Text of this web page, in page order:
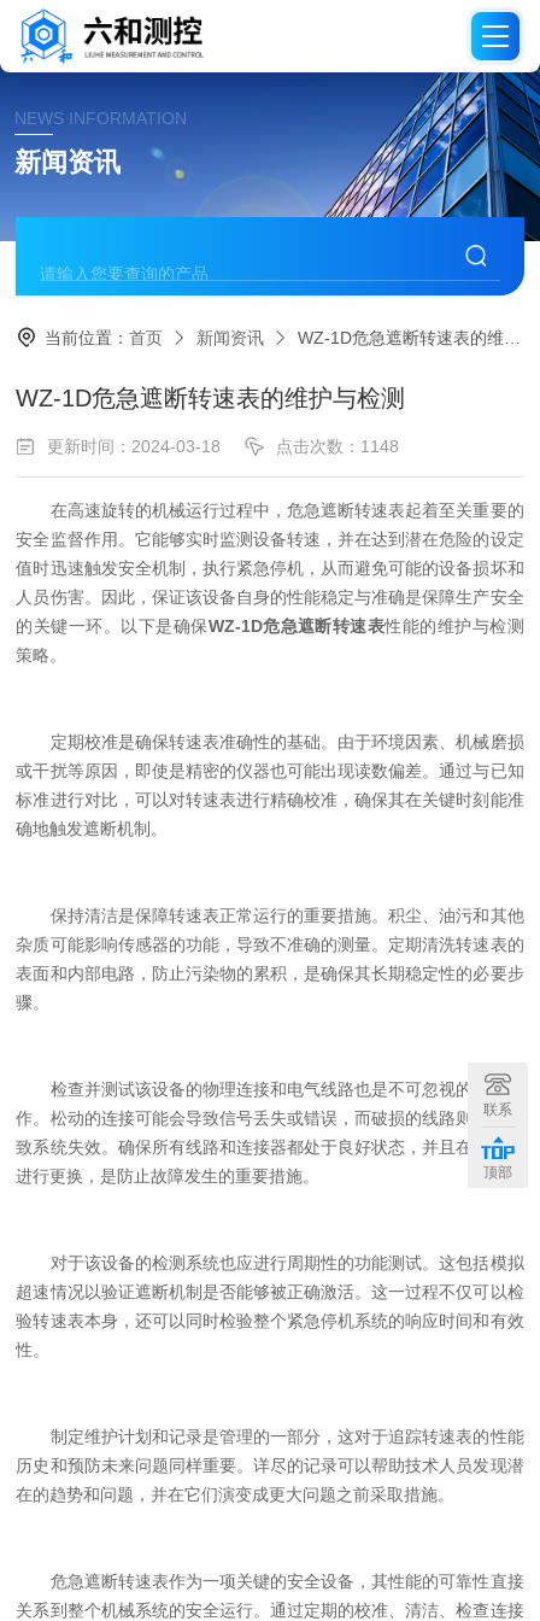
NEWS INFORMATION
新闻资讯
当前位置：首页 新闻资讯 WZ-1D危急遮断转速表的维护与检测
WZ-1D危急遮断转速表的维护与检测
更新时间：2024-03-18 点击次数：1148
在高速旋转的机械运行过程中，危急遮断转速表起着至关重要的
安全监督作用。它能够实时监测设备转速，并在达到潜在危险的设定
值时迅速触发安全机制，执行紧急停机，从而避免可能的设备损坏和
人员伤害。因此，保证该设备自身的性能稳定与准确是保障生产安全
的关键一环。以下是确保WZ-1D危急遮断转速表性能的维护与检测
策略。
定期校准是确保转速表准确性的基础。由于环境因素、机械磨损
或干扰等原因，即使是精密的仪器也可能出现读数偏差。通过与已知
标准进行对比，可以对转速表进行精确校准，确保其在关键时刻能准
确地触发遮断机制。
保持清洁是保障转速表正常运行的重要措施。积尘、油污和其他
杂质可能影响传感器的功能，导致不准确的测量。定期清洗转速表的
表面和内部电路，防止污染物的累积，是确保其长期稳定性的必要步
骤。
检查并测试该设备的物理连接和电气线路也是不可忽视的维护工
作。松动的连接可能会导致信号丢失或错误，而破损的线路则可能导
致系统失效。确保所有线路和连接器都处于良好状态，并且在必要时
进行更换，是防止故障发生的重要措施。
对于该设备的检测系统也应进行周期性的功能测试。这包括模拟
超速情况以验证遮断机制是否能够被正确激活。这一过程不仅可以检
验转速表本身，还可以同时检验整个紧急停机系统的响应时间和有效
性。
制定维护计划和记录是管理的一部分，这对于追踪转速表的性能
历史和预防未来问题同样重要。详尽的记录可以帮助技术人员发现潜
在的趋势和问题，并在它们演变成更大问题之前采取措施。
危急遮断转速表作为一项关键的安全设备，其性能的可靠性直接
关系到整个机械系统的安全运行。通过定期的校准、清洁、检查连接
联系
顶部